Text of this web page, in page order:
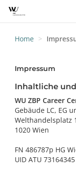
Home
Impressum
Inhaltliche
WU ZBP Career
Gebäude LC, EG
Welthandelsplatz 1
1020 Wien
FN 486787p HG
UID ATU 73164345